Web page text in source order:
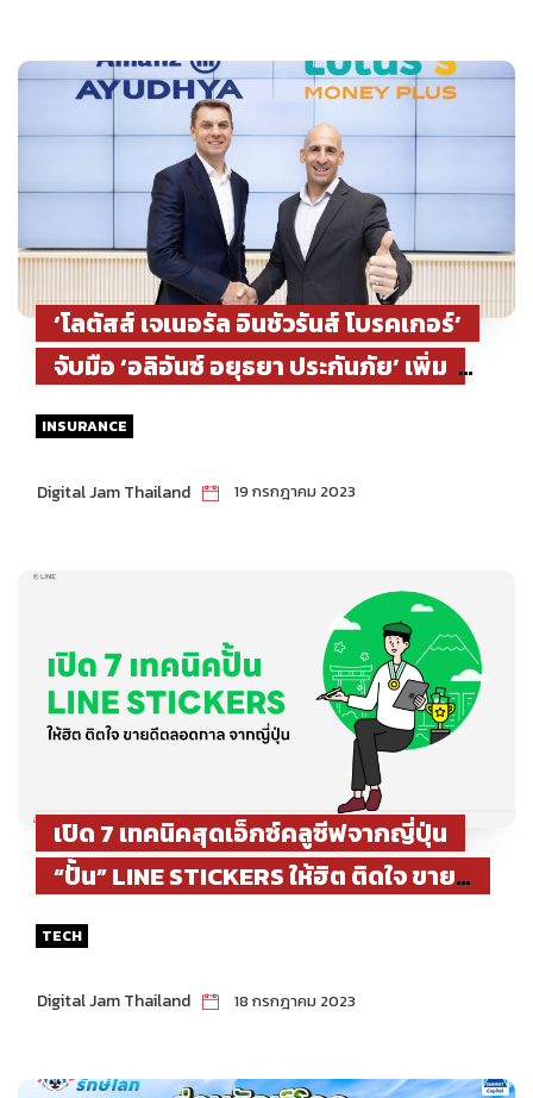
‘โลตัสส์ เจเนอรัล อินชัวรันส์ โบรคเกอร์’
จับมือ ‘อลิอันซ์ อยุธยา ประกันภัย’ เพิ่ม
ช่องทางขายประกันภัยรถยนต์ใน ‘โลตัส
INSURANCE
Digital Jam Thailand 19 กรกฎาคม 2023
เปิด 7 เทคนิคสุดเอ็กซ์คลูซีฟจากญี่ปุ่น
“ปั้น” LINE STICKERS ให้ฮิต ติดใจ ขายดี
ตลอดกาล
TECH
Digital Jam Thailand 18 กรกฎาคม 2023